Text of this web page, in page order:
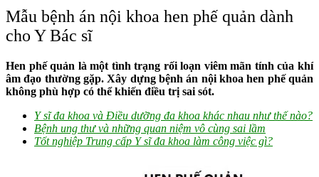
Mẫu bệnh án nội khoa hen phế quản dành
cho Y Bác sĩ
Hen phế quản là một tình trạng rối loạn viêm mãn tính của khí
âm đạo thường gặp. Xây dựng bệnh án nội khoa hen phế quản
không phù hợp có thể khiến điều trị sai sót.
Y sĩ đa khoa và Điều dưỡng đa khoa khác nhau như thế nào?
Bệnh ung thư và những quan niệm vô cùng sai lầm
Tốt nghiệp Trung cấp Y sĩ đa khoa làm công việc gì?